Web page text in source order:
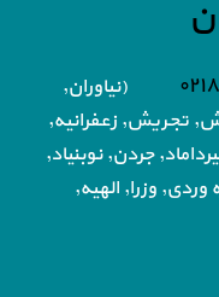
(نیاوران,
تجریش, زعفرانیه,
جردن, نوبنیاد,
وزرا, الهیه,